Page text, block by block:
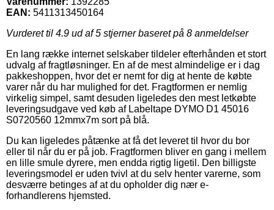
EAN: 5411313450164
Vurderet til 4.9 ud af 5 stjerner baseret på 8 anmeldelser
En lang række internet selskaber tildeler efterhånden et stort
udvalg af fragtløsninger. En af de mest almindelige er i dag
pakkeshoppen, hvor det er nemt for dig at hente de købte
varer når du har mulighed for det. Fragtformen er nemlig
virkelig simpel, samt desuden ligeledes den mest letkøbte
leveringsudgave ved køb af Labeltape DYMO D1 45016
S0720560 12mmx7m sort på blå.
Du kan ligeledes påtænke at få det leveret til hvor du bor
eller til når du er på job. Fragtformen bliver en gang i mellem
en lille smule dyrere, men endda rigtig ligetil. Den billigste
leveringsmodel er uden tvivl at du selv henter varerne, som
desværre betinges af at du opholder dig nær e-
forhandlerens hjemsted.